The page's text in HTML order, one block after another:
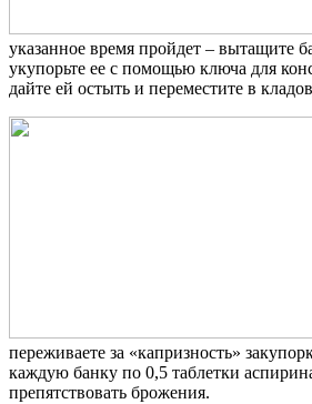
указанное время пройдет – вытащите
укупорьте ее с помощью ключа для
дайте ей остыть и переместите в
переживаете за «капризность»
каждую банку по 0,5 таблетки
препятствовать брожения.